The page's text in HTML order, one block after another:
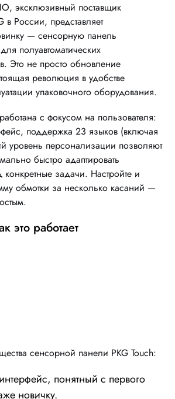
, эксклюзивный поставщик
в России, представляет
— сенсорную панель
для полуавтоматических
Это не просто обновление
революция в удобстве
упаковочного оборудования.
с фокусом на пользователя:
поддержка 23 языков (включая
уровень персонализации позволяют
быстро адаптировать
задачи. Настройте и
обмотки за несколько касаний —
это работает
сенсорной панели PKG Touch:
интерфейс, понятный с первого
новичку.